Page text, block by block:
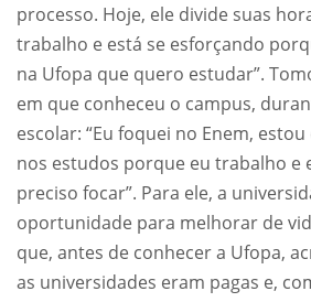
processo. Hoje, ele divide suas
trabalho e está se esforçando
na Ufopa que quero estudar”.
em que conheceu o campus,
escolar: “Eu foquei no Enem,
nos estudos porque eu trabalho e
preciso focar”. Para ele, a
oportunidade para melhorar de
que, antes de conhecer a Ufopa,
as universidades eram pagas e,